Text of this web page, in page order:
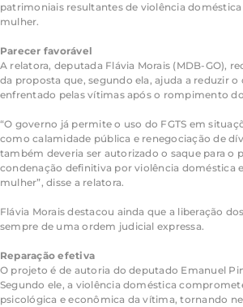
patrimoniais resultantes de violência
mulher.
Parecer favorável
A relatora, deputada Flávia Morais (MDB-GO),
da proposta que, segundo ela, ajuda a reduzir
enfrentado pelas vítimas após o rompimento
“O governo já permite o uso do FGTS em
como calamidade pública e renegociação de
também deveria ser autorizado o saque para o
condenação definitiva por violência doméstica
mulher”, disse a relatora.
Flávia Morais destacou ainda que a liberação
sempre de uma ordem judicial expressa.
Reparação efetiva
O projeto é de autoria do deputado Emanuel
Segundo ele, a violência doméstica
psicológica e econômica da vítima, tornando